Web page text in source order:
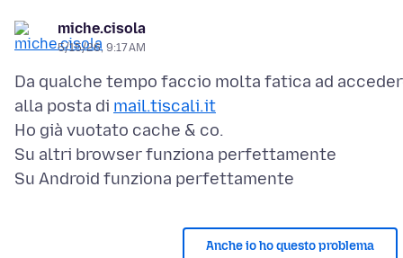
miche.cisola
5/15/26, 9:17 AM
Da qualche tempo faccio molta fatica ad
alla posta di mail.tiscali.it
Ho già vuotato cache & co.
Su altri browser funziona perfettamente
Anche io ho questo problema